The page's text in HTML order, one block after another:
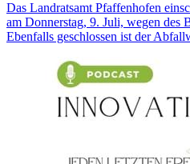
Das Landratsamt Pfaffenhofen
am Donnerstag, 9. Juli, wegen des
Ebenfalls geschlossen ist der